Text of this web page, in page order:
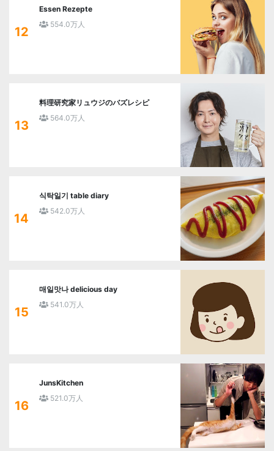
12
Essen Rezepte
554.0万人
13
料理研究家リュウジのバズレシピ
564.0万人
14
식탁일기 table diary
542.0万人
15
매일맛나 delicious day
541.0万人
16
JunsKitchen
521.0万人